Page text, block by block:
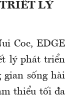
LÝ
Coc, EDGE
lý phát triển
gian sống hài
thiểu tối đa